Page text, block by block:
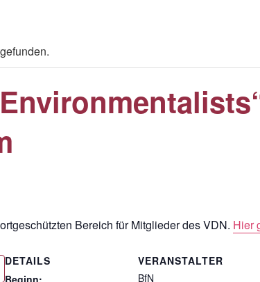
Bereich für Mitglieder des VDN. Hier
DETAILS
Beginn:
VERANSTALTER
BfN